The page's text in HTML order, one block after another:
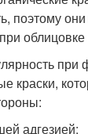
поэтому
при
краски,
адгезией;